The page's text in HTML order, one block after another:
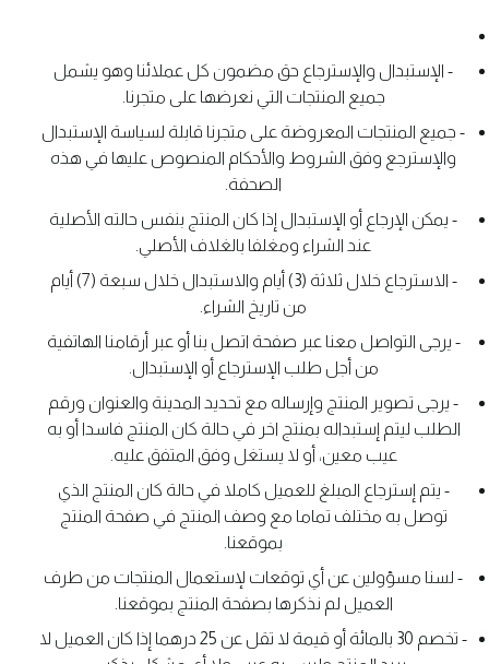
- الإستبدال والإسترجاع حق مضمون كل عملائنا وهو يشمل
جميع المنتجات التي نعرضها على متجرنا.
- جميع المنتجات المعروضة على متجرنا قابلة لسياسة الإستبدال
والإسترجع وفق الشروط والأحكام المنصوص عليها في هذه
الصحفة.
- يمكن الإرجاع أو الإستبدال إذا كان المنتج بنفس حالته الأصلية
عند الشراء ومغلفا بالغلاف الأصلي.
- الاسترجاع خلال ثلاثة (3) أيام والاستبدال خلال سبعة (7) أيام
من تاريخ الشراء.
- يرجى التواصل معنا عبر صفحة اتصل بنا أو عبر أرقامنا الهاتفية
من أجل طلب الإسترجاع أو الإستبدال.
- يرجى تصوير المنتج وإرساله مع تحديد المدينة والعنوان ورقم
الطلب ليتم إستبداله بمنتج اخر في حالة كان المنتج فاسدا أو به
عيب معين، أو لا يستغل وفق المتفق عليه.
- يتم إسترجاع المبلغ للعميل كاملا في حالة كان المنتج الذي
توصل به مختلف تماما مع وصف المنتج في صفحة المنتج
بموقعنا.
- لسنا مسؤولين عن أي توقعات لإستعمال المنتجات من طرف
العميل لم نذكرها بصفحة المنتج بموقعنا.
- تخصم 30 بالمائة أو قيمة لا تقل عن 25 درهما إذا كان العميل لا